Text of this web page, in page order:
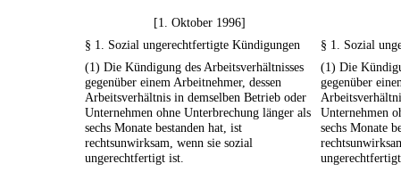
[1. Oktober 1996]
§ 1. Sozial ungerechtfertigte Kündigungen
§ 1. Sozial
(1) Die Kündigung des Arbeitsverhältnisses
gegenüber einem Arbeitnehmer, dessen
Arbeitsverhältnis in demselben Betrieb oder
Unternehmen ohne Unterbrechung länger als
sechs Monate bestanden hat, ist
rechtsunwirksam, wenn sie sozial
ungerechtfertigt ist.
(1) Die
gegenüber
Unternehmen
sechs Monate